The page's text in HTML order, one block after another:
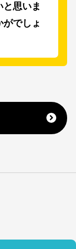
思いま
でしょ